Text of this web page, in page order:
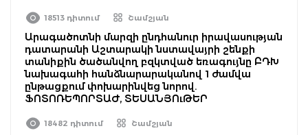
18513 դիտում Շամշյան
Արագածոտնի մարզի ընդհանուր իրավասության
դատարանի Աշտարակի նստավայրի շենքի
տանիքին ծածանվող բզկտված եռագույնը ԲԴԽ
նախագահի հանձնարարականով 1 ժամվա
ընթացքում փոխարինվեց նորով.
ՖՈՏՈՌԵՊՈՐՏԱԺ, ՏԵՍԱՆՅՈւԹԵՐ
18482 դիտում Շամշյան